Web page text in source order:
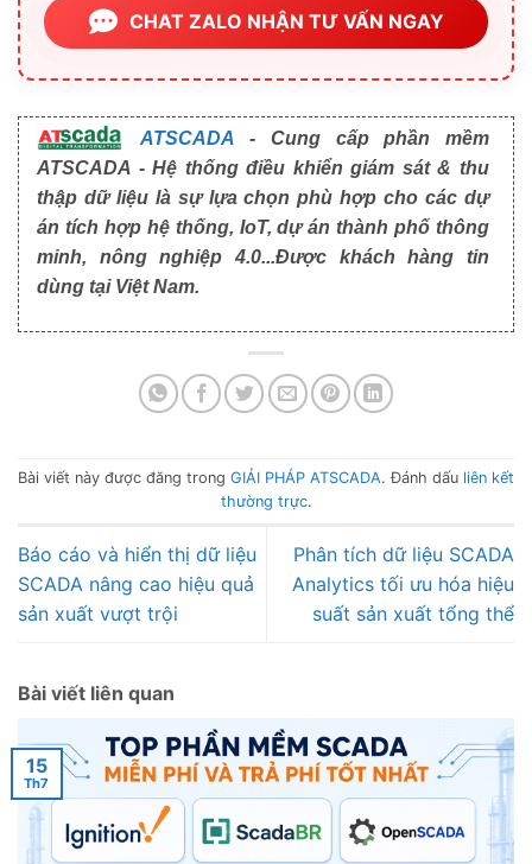
CHAT ZALO NHẬN TƯ VẤN NGAY
ATSCADA - Cung cấp phần mềm
ATSCADA - Hệ thống điều khiển giám sát & thu
thập dữ liệu là sự lựa chọn phù hợp cho các dự
án tích hợp hệ thống, IoT, dự án thành phố thông
minh, nông nghiệp 4.0...Được khách hàng tin
dùng tại Việt Nam.
Bài viết này được đăng trong GIẢI PHÁP ATSCADA. Đánh dấu liên kết
thường trực.
Báo cáo và hiển thị dữ liệu
SCADA nâng cao hiệu quả
sản xuất vượt trội
Phân tích dữ liệu SCADA
Analytics tối ưu hóa hiệu
suất sản xuất tổng thể
Bài viết liên quan
15
Th7